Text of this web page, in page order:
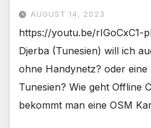
AUGUST 14, 2023
https://youtu.be/rIGoCxC1-
Djerba (Tunesien) will ich
ohne Handynetz? oder eine
Tunesien? Wie geht Offline
bekommt man eine OSM